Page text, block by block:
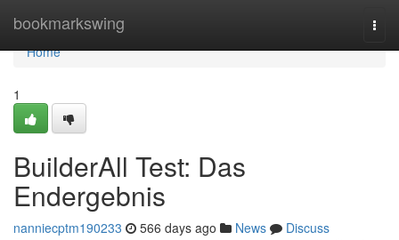
bookmarkswing
Home
Home
1
BuilderAll Test: Das
Endergebnis
nanniecptm190233 566 days ago News
Discuss